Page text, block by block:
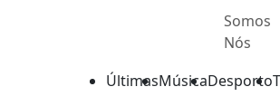
Somos
Nós
ÚltimasMúsicaDesporto